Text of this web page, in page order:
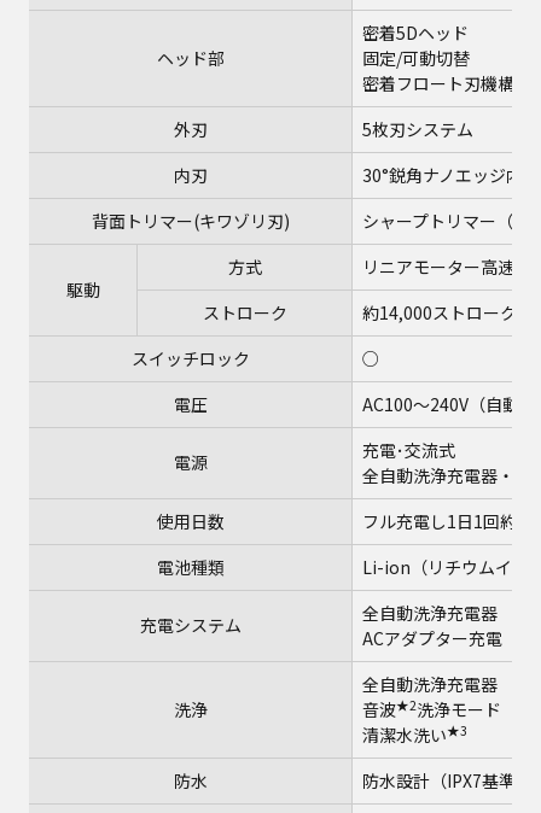
ヘッド部
密着5Dヘッド
固定/可動切替
密着フロート刃機構
外刃
5枚刃システム
内刃
30°鋭角ナノエッジ内刃
背面トリマー(キワゾリ刃)
シャープトリマー（
駆動
方式
リニアモーター高速駆
ストローク
約14,000ストローク/分
スイッチロック
○
電圧
AC100～240V（自動
電源
充電･交流式
全自動洗浄充電器・
使用日数
フル充電し1日1回約3
電池種類
Li-ion（リチウムイオ
充電システム
全自動洗浄充電器
ACアダプター充電
洗浄
全自動洗浄充電器
音波★2洗浄モード
清潔水洗い★3
防水 防水設計（IPX7基準）